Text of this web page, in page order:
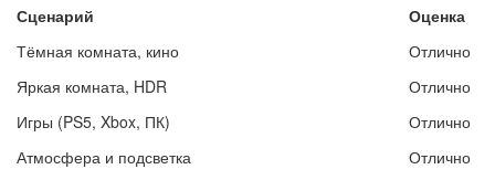
Сценарий
Оценка
Тёмная комната, кино
Отлично
Яркая комната, HDR
Отлично
Игры (PS5, Xbox, ПК)
Отлично
Атмосфера и подсветка
Отлично